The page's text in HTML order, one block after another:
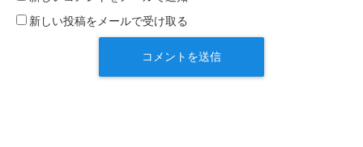
新しい投稿をメールで受け取る